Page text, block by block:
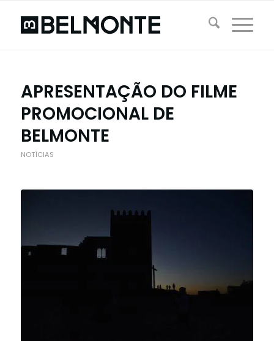
APRESENTAÇÃO DO FILME
PROMOCIONAL DE
BELMONTE
NOTÍCIAS